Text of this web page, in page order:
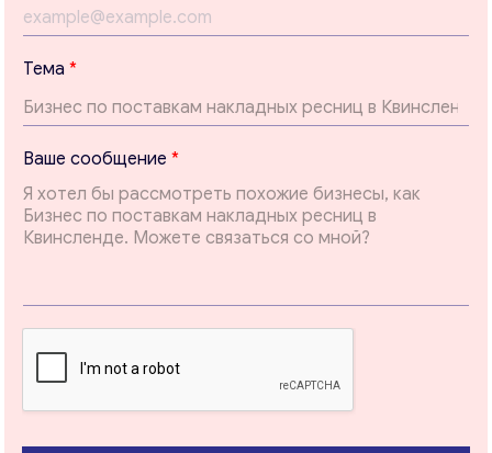
Ваши комментарии *
Тема *
E
m
a
i
l
а
ш
Ваше сообщение *